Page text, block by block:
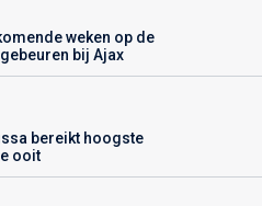
weken op de
bij Ajax
bereikt hoogste
ooit